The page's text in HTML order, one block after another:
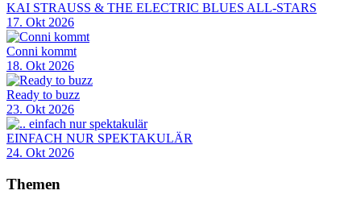
KAI STRAUSS & THE ELECTRIC BLUES ALL-STARS
17. Okt 2026
Conni kommt
18. Okt 2026
Ready to buzz
23. Okt 2026
EINFACH NUR SPEKTAKULÄR
24. Okt 2026
Themen